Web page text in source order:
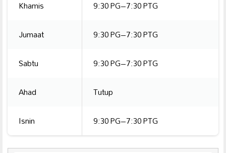
Khamis
9:30 PG–7:30 PTG
Jumaat
9:30 PG–7:30 PTG
Sabtu
9:30 PG–7:30 PTG
Ahad
Tutup
Isnin
9:30 PG–7:30 PTG